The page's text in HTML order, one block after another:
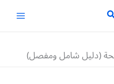
(دليل شامل ومفصل)